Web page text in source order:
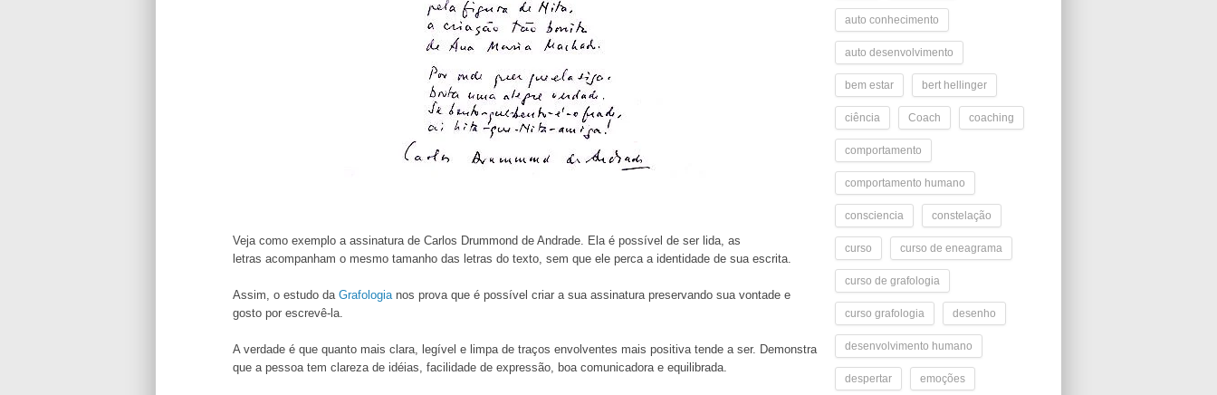
Veja como exemplo a assinatura de Carlos Drummond de Andrade. Ela é possível de ser lida, as
letras acompanham o mesmo tamanho das letras do texto, sem que ele perca a identidade de sua escrita.
Assim, o estudo da Grafologianos prova que é possível criar a sua assinatura preservando sua vontade e
gosto por escrevê-la.
A verdade é que quanto mais clara, legível e limpa de traços envolventes mais positiva tende a ser. Demonstra
que a pessoa tem clareza de idéias, facilidade de expressão, boa comunicadora e equilibrada.
auto conhecimento
auto desenvolvimento
bem estar bert hellinger
ciência Coach coaching
comportamento
comportamento humano
consciencia constelação
curso curso de eneagrama
curso de grafologia
curso grafologia desenho
desenvolvimento humano
despertar emoções